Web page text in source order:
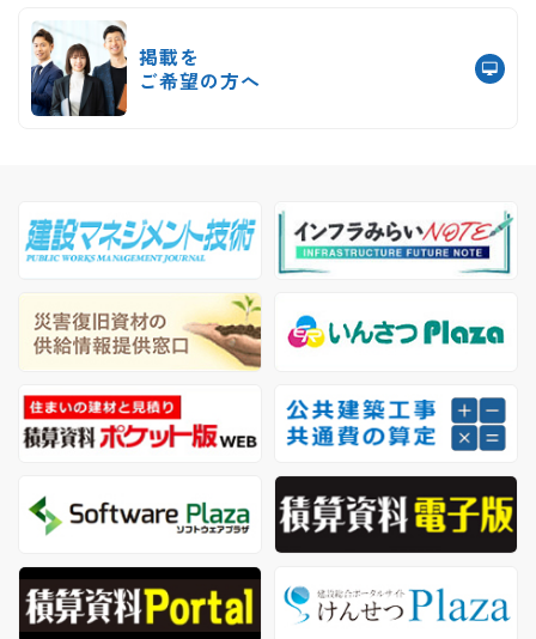
掲載を
ご希望の方へ